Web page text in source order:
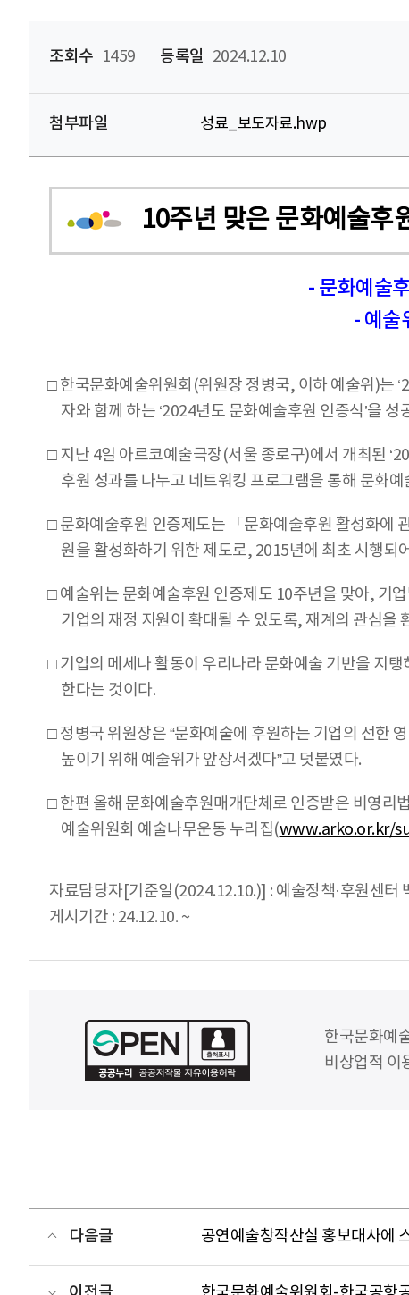
조회수 1459 등록일 2024.12.10
첨부파일 성료_보도자료.hwp
10주년 맞은 문화예술후
- 문화예술
- 예술
□ 한국문화예술위원회(위원장 정병국, 이하 예술위)는
자와 함께 하는 ‘2024년도 문화예술후원 인증식’을
□ 지난 4일 아르코예술극장(서울 종로구)에서 개최된
후원 성과를 나누고 네트워킹 프로그램을 통해 문화
□ 문화예술후원 인증제도는 「문화예술후원 활성화에
원을 활성화하기 위한 제도로, 2015년에 최초 시행되
□ 예술위는 문화예술후원 인증제도 10주년을 맞아, 기
기업의 재정 지원이 확대될 수 있도록, 재계의 관심을
□ 기업의 메세나 활동이 우리나라 문화예술 기반을 지
한다는 것이다.
□ 정병국 위원장은 “문화예술에 후원하는 기업의 선한
높이기 위해 예술위가 앞장서겠다”고 덧붙였다.
□ 한편 올해 문화예술후원매개단체로 인증받은 비영리
예술위원회 예술나무운동 누리집(www.arko.or.kr/
자료담당자[기준일(2024.12.10.)] : 예술정책·후원센터
게시기간 : 24.12.10. ~
한국문화예
비상업적 이
다음글 공연예술창작산실 홍보대사에